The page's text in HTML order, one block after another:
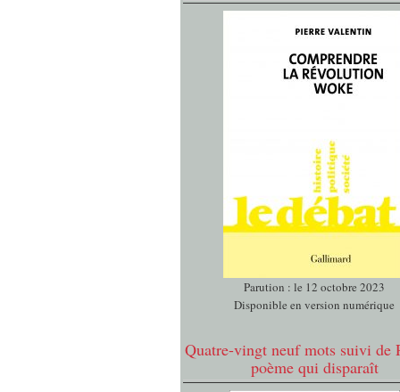
Parution : le 12 octobre 2023
Disponible en version numérique
Quatre-vingt neuf mots suivi de
poème qui disparaît